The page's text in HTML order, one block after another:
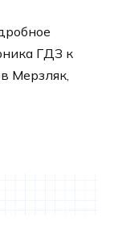
ГДЗ к
Мерзляк,